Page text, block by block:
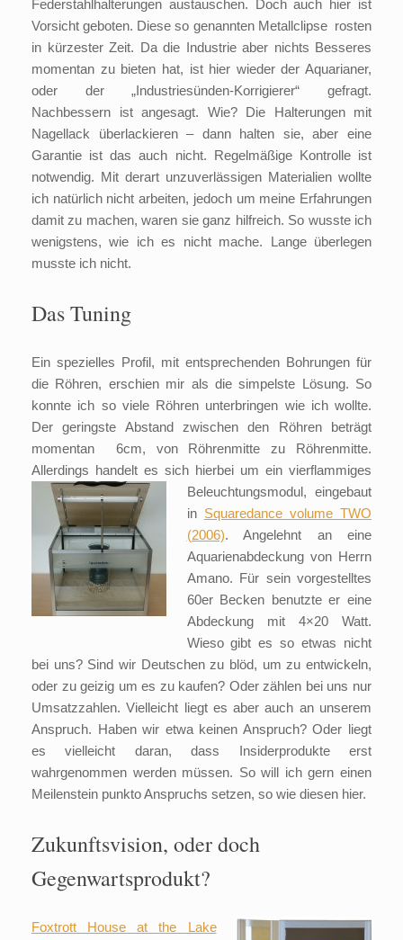
Federstahlhalterungen austauschen. Doch auch hier ist
Vorsicht geboten. Diese so genannten Metallclipse rosten
in kürzester Zeit. Da die Industrie aber nichts Besseres
momentan zu bieten hat, ist hier wieder der Aquarianer,
oder der „Industriesünden-Korrigierer“ gefragt.
Nachbessern ist angesagt. Wie? Die Halterungen mit
Nagellack überlackieren – dann halten sie, aber eine
Garantie ist das auch nicht. Regelmäßige Kontrolle ist
notwendig. Mit derart unzuverlässigen Materialien wollte
ich natürlich nicht arbeiten, jedoch um meine Erfahrungen
damit zu machen, waren sie ganz hilfreich. So wusste ich
wenigstens, wie ich es nicht mache. Lange überlegen
musste ich nicht.
Das Tuning
Ein spezielles Profil, mit entsprechenden Bohrungen für
die Röhren, erschien mir als die simpelste Lösung. So
konnte ich so viele Röhren unterbringen wie ich wollte.
Der geringste Abstand zwischen den Röhren beträgt
momentan 6cm, von Röhrenmitte zu Röhrenmitte.
Allerdings handelt es sich hierbei um ein vierflammiges
Beleuchtungsmodul, eingebaut
in Squaredance volume TWO
(2006). Angelehnt an eine
Aquarienabdeckung von Herrn
Amano. Für sein vorgestelltes
60er Becken benutzte er eine
Abdeckung mit 4×20 Watt.
Wieso gibt es so etwas nicht
bei uns? Sind wir Deutschen zu blöd, um zu entwickeln,
oder zu geizig um es zu kaufen? Oder zählen bei uns nur
Umsatzzahlen. Vielleicht liegt es aber auch an unserem
Anspruch. Haben wir etwa keinen Anspruch? Oder liegt
es vielleicht daran, dass Insiderprodukte erst
wahrgenommen werden müssen. So will ich gern einen
Meilenstein punkto Anspruchs setzen, so wie diesen hier.
Zukunftsvision, oder doch
Gegenwartsprodukt?
Foxtrott House at the Lake